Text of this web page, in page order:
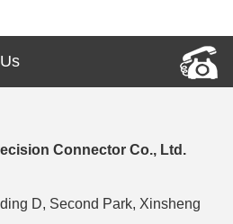
Connector Co., Ltd.
D, Second Park, Xinsheng